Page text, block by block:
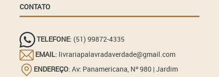
CONTATO
TELEFONE: (51) 99872-4335
EMAIL: livrariapalavradaverdade@gmail.com
ENDEREÇO: Av: Panamericana, Nº 980 | Jardim